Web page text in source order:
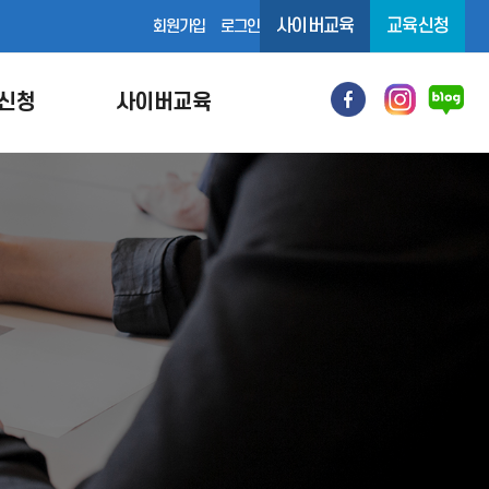
회원가입 로그인 사이버교육 교육신청
청 사이버교육